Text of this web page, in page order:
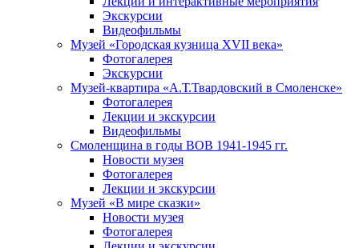
Экскурсии
Видеофильмы
Музей «Городская кузница XVII века»
Фотогалерея
Экскурсии
Музей-квартира «А.Т.Твардовский в Смоленске»
Фотогалерея
Лекции и экскурсии
Видеофильмы
Смоленщина в годы ВОВ 1941-1945 гг.
Новости музея
Фотогалерея
Лекции и экскурсии
Музей «В мире сказки»
Новости музея
Фотогалерея